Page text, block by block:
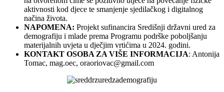
aktivnosti kod djece te smanjenje sjedilačkog i digitalnog
načina života.
NAPOMENA: Projekt sufinancira Središnji državni ured za
demografiju i mlade prema Programu podrške poboljšanju
materijalnih uvjeta u dječjim vrtićima u 2024. godini.
KONTAKT OSOBA ZA VIŠE INFORMACIJA: Antonija
Tomac, mag.oec, oraoriovac@gmail.com